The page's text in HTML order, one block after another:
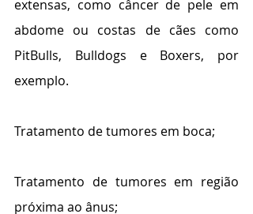
extensas, como câncer de pele em
abdome ou costas de cães como
PitBulls, Bulldogs e Boxers, por
exemplo.
Tratamento de tumores em boca;
Tratamento de tumores em região
próxima ao ânus;